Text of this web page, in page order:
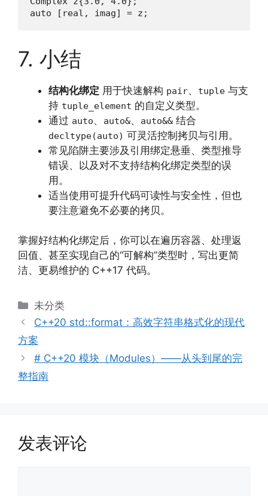
auto [real, imag] = z;
7. 小结
结构化绑定 用于快速解构 pair、 tuple 与支
持 tuple_element 的自定义类型。
通过 auto、 auto&、 auto&& 结合
decltype(auto) 可灵活控制拷贝与引用。
常见陷阱主要涉及引用绑定悬垂、类型推导
错误、以及对不支持结构化绑定类型的误
用。
适当使用可提升代码可读性与安全性，但也
要注意避免不必要的拷贝。
掌握好结构化绑定后，你可以在遍历容器、处理返
回值、甚至实现自己的“可解构”类型时，写出更简
洁、更易维护的 C++17 代码。
分
类
未分类
C++20 std::format：高效字符串格式化的现代
方案
# C++20 模块（Modules）——从头到尾的完
整指南
发表评论